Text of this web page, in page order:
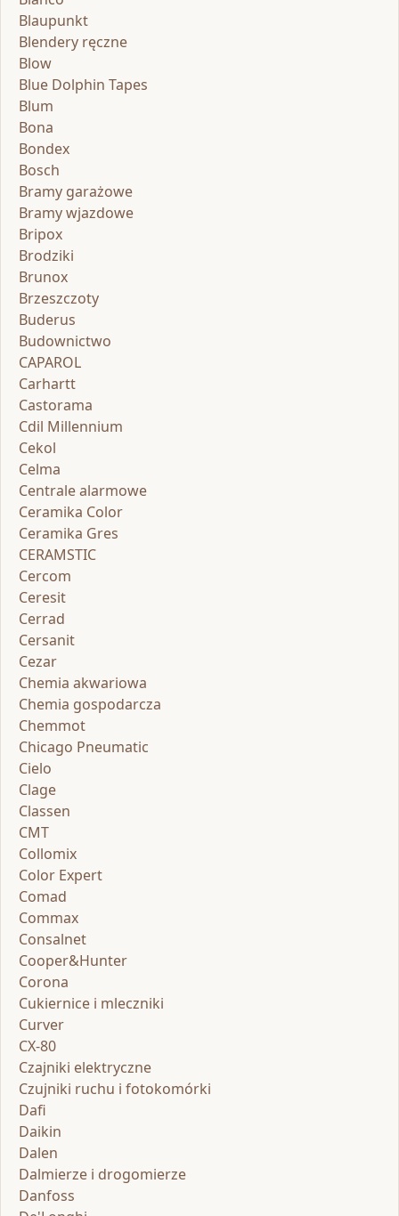
Blaupunkt
Blendery ręczne
Blow
Blue Dolphin Tapes
Blum
Bona
Bondex
Bosch
Bramy garażowe
Bramy wjazdowe
Bripox
Brodziki
Brunox
Brzeszczoty
Buderus
Budownictwo
CAPAROL
Carhartt
Castorama
Cdil Millennium
Cekol
Celma
Centrale alarmowe
Ceramika Color
Ceramika Gres
CERAMSTIC
Cercom
Ceresit
Cerrad
Cersanit
Cezar
Chemia akwariowa
Chemia gospodarcza
Chemmot
Chicago Pneumatic
Cielo
Clage
Classen
CMT
Collomix
Color Expert
Comad
Commax
Consalnet
Cooper&Hunter
Corona
Cukiernice i mleczniki
Curver
CX-80
Czajniki elektryczne
Czujniki ruchu i fotokomórki
Dafi
Daikin
Dalen
Dalmierze i drogomierze
Danfoss